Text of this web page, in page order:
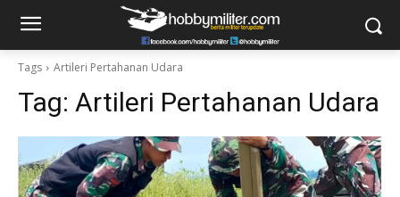
Tags Artileri Pertahanan Udara
Tag: Artileri Pertahanan Udara